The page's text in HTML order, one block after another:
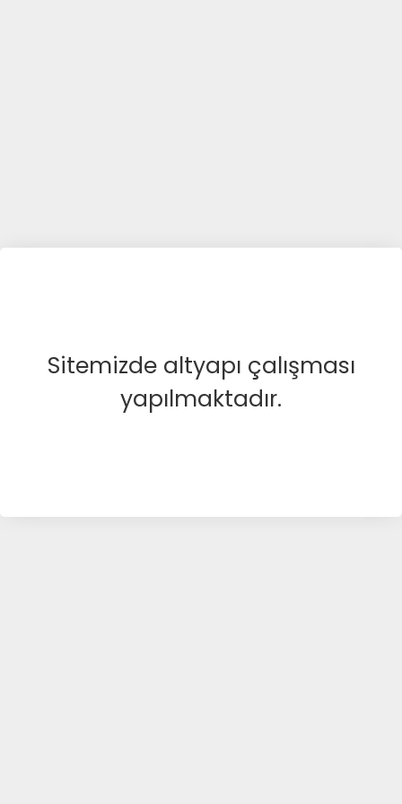
Sitemizde altyapı çalışması
yapılmaktadır.